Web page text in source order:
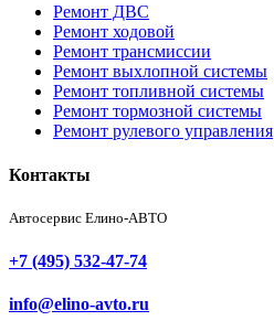
Ремонт ДВС
Ремонт ходовой
Ремонт трансмиссии
Ремонт выхлопной системы
Ремонт топливной системы
Ремонт тормозной системы
Ремонт рулевого управления
Контакты
Автосервис Елино-АВТО
+7 (495) 532-47-74
info@elino-avto.ru